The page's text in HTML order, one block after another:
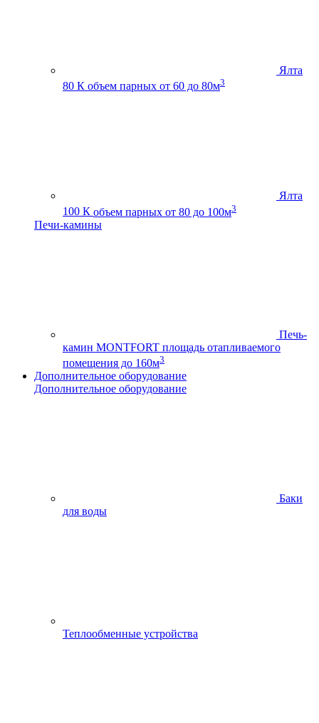
Ялта
80 К объем парных от 60 до 80м3
Ялта
100 К объем парных от 80 до 100м3
Печи-камины
Печь-
камин MONTFORT площадь отапливаемого
помещения до 160м3
Дополнительное оборудование
Дополнительное оборудование
Баки
для воды
Теплообменные устройства